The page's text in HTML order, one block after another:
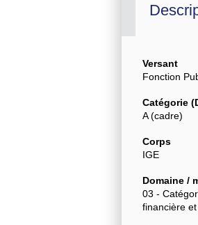
Versant
Fonction
Catégorie
A (cadre)
Corps
IGE
Domaine /
03 -
financière